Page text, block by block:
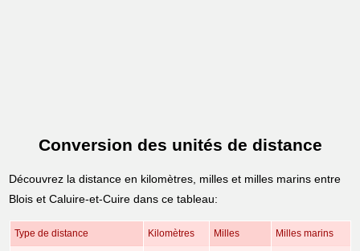
Conversion des unités de distance
Découvrez la distance en kilomètres, milles et milles marins entre
Blois et Caluire-et-Cuire dans ce tableau:
Type de distance Kilomètres Milles Milles marins